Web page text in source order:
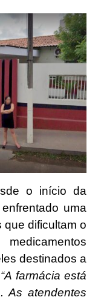
o início da
uma
que dificultam o
destinados a
“A farmácia está
As atendentes